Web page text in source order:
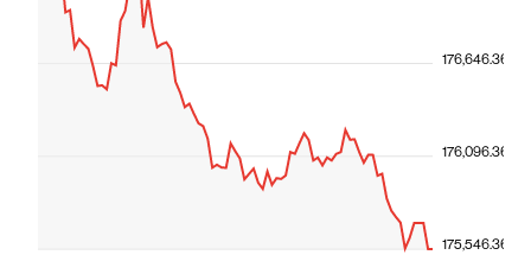
175,546.36
176,096.36
176,646.36